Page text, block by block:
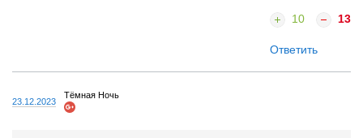
10 13
Ответить
23.12.2023
Тёмная Ночь